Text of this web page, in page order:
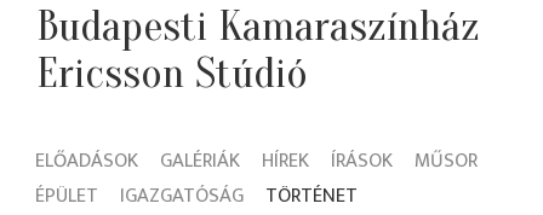
Budapesti Kamaraszínház
Ericsson Stúdió
ELŐADÁSOK GALÉRIÁK HÍREK ÍRÁSOK
MŰSOR
ÉPÜLET
IGAZGATÓSÁG TÖRTÉNET